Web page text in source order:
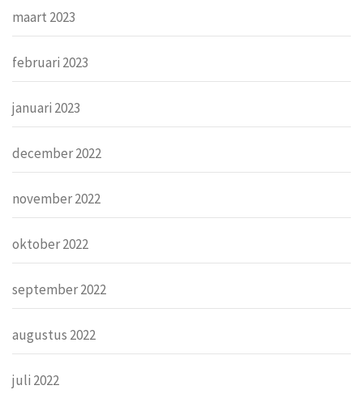
maart 2023
februari 2023
januari 2023
december 2022
november 2022
oktober 2022
september 2022
augustus 2022
juli 2022